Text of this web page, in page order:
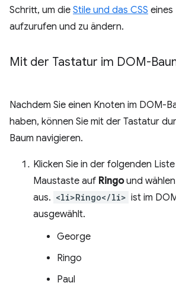
Schritt, um die Stile und das CSS eines
aufzurufen und zu ändern.
Mit der Tastatur im DOM-
Nachdem Sie einen Knoten im DOM-
haben, können Sie mit der Tastatur
Baum navigieren.
Klicken Sie in der folgenden
Maustaste auf Ringound wählen
aus. <li>Ringo</li> ist im
ausgewählt.
George
Ringo
Paul